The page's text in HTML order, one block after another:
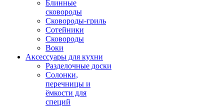
Блинные
сковороды
Сковороды-гриль
Сотейники
Сковороды
Воки
Аксессуары для кухни
Разделочные доски
Солонки,
перечницы и
ёмкости для
специй